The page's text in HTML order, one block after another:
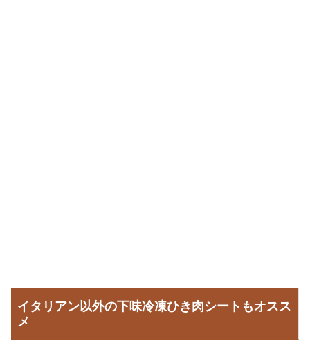
イタリアン以外の下味冷凍ひき肉シートもオスス
メ